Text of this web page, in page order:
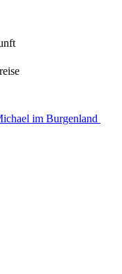
im Burgenland